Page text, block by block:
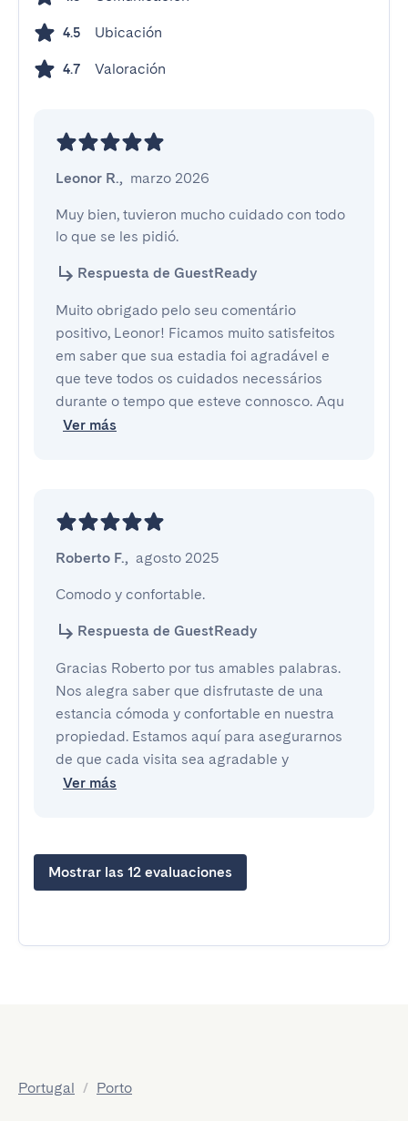
4.5 Ubicación
4.7 Valoración
Leonor R., marzo 2026
Muy bien, tuvieron mucho cuidado con todo
lo que se les pidió.
Respuesta de GuestReady
Muito obrigado pelo seu comentário
positivo, Leonor! Ficamos muito satisfeitos
em saber que sua estadia foi agradável e
que teve todos os cuidados necessários
durante o tempo que esteve connosco. Aqu
Ver más
Roberto F., agosto 2025
Comodo y confortable.
Respuesta de GuestReady
Gracias Roberto por tus amables palabras.
Nos alegra saber que disfrutaste de una
estancia cómoda y confortable en nuestra
propiedad. Estamos aquí para asegurarnos
de que cada visita sea agradable y
Ver más
Mostrar las 12 evaluaciones
Portugal / Porto